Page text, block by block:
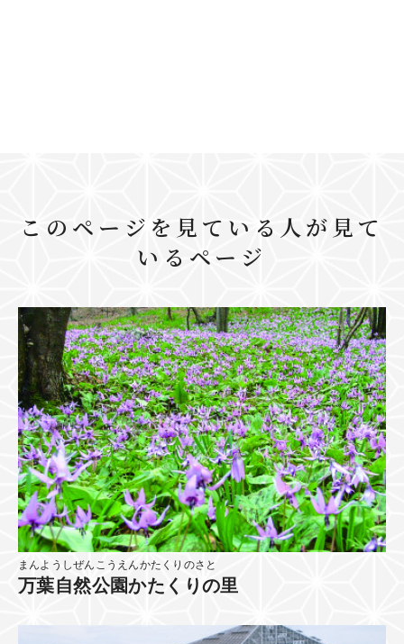
このページを見ている人が見て
いるページ
まんようしぜんこうえんかたくりのさと
万葉自然公園かたくりの里